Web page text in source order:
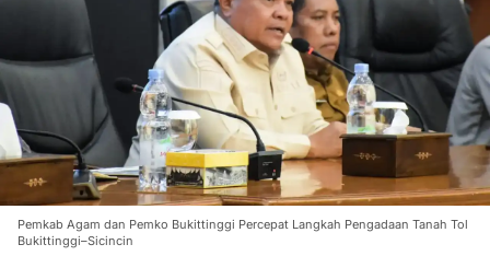
Pemkab Agam dan Pemko Bukittinggi Percepat Langkah Pengadaan Tanah Tol
Bukittinggi–Sicincin